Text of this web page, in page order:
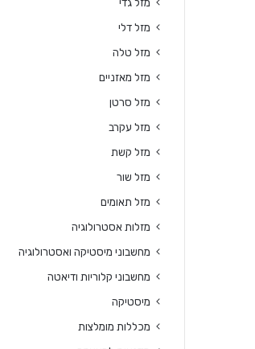
מזל דלי
מזל טלה
מזל מאזניים
מזל סרטן
מזל עקרב
מזל קשת
מזל שור
מזל תאומים
מזלות אסטרולוגיה
מחשבוני מיסטיקה ואסטרולוגיה
מחשבוני קלוריות ודיאטה
מיסטיקה
מכללות מומלצות